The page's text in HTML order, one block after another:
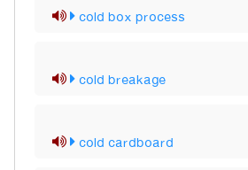
cold box process
cold breakage
cold cardboard